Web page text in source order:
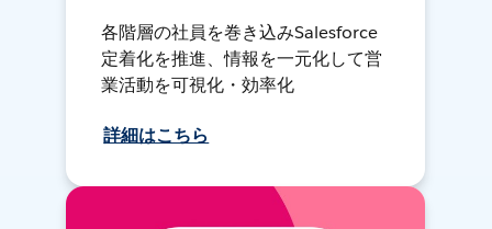
各階層の社員を巻き込みSalesforce
定着化を推進、情報を一元化して営
業活動を可視化・効率化
詳細はこちら